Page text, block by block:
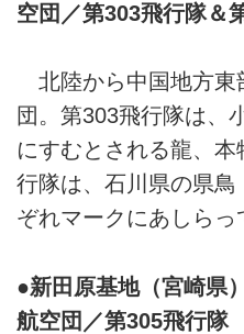
空団／第303飛行隊＆
北陸から中国地方東
団。第303飛行隊は、
にすむとされる龍、
行隊は、石川県の県
ぞれマークにあしらっ
●新田原基地（宮崎
航空団／第305飛行隊